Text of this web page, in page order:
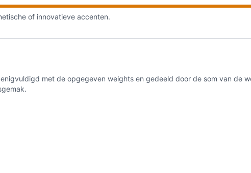
of innovatieve accenten.
met de opgegeven weights en gedeeld door de som van de